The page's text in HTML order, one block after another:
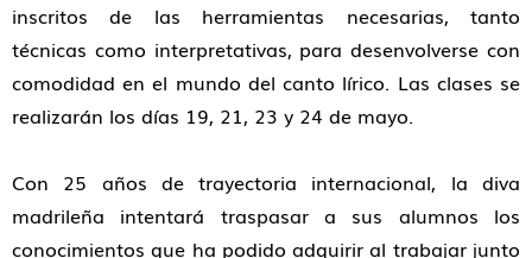
inscritos de las herramientas necesarias, tanto
técnicas como interpretativas, para desenvolverse con
comodidad en el mundo del canto lírico. Las clases se
realizarán los días 19, 21, 23 y 24 de mayo.
Con 25 años de trayectoria internacional, la diva
madrileña intentará traspasar a sus alumnos los
conocimientos que ha podido adquirir al trabajar junto